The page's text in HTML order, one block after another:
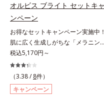
て、高い浸透力(*6)と安定性を実
現。毛穴の目立ちをしっかりケア
(*7)して、ゆらぎやすいニキビ肌
を、みずみずしい清潔な垢抜け肌
(*1)へと導きます。たっぷりの保湿
成分で低刺激。敏感肌の方にもお使
いいただけます(*8)。L＝さっぱり
タイプ（ニキビのできやすい肌・超
脂性肌～普通肌）M＝しっとりタイ
オルビス ブライト セットキャ
ンペーン
お得なセットキャンペーン実施中！
肌に広く生成しがちな「メラニンに
じみ(*1)」の原因をブロック(*2)！
澄み渡る輝き透明肌(*3)へ。業界初
(*4)知見「メラニンの第三のルー
ト」である「横のひろがり」に着目
して、全方位から透明肌を目指すブ
税込5,170円～
（3.38 / 8件）
キャンペーン